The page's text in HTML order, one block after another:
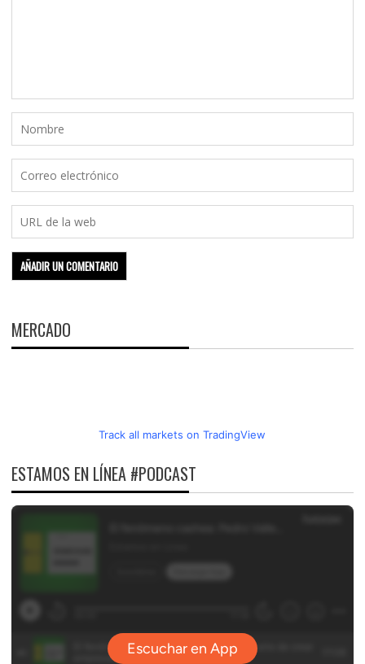
MERCADO
Track all markets on TradingView
ESTAMOS EN LÍNEA #PODCAST